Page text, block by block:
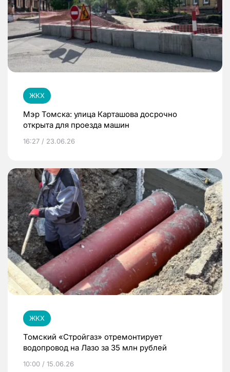
ЖКХ
Мэр Томска: улица Карташова досрочно
открыта для проезда машин
16:27 / 23.06.26
ЖКХ
Томский «Стройгаз» отремонтирует
водопровод на Лазо за 35 млн рублей
10:00 / 15.06.26